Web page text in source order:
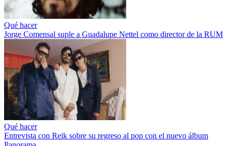
Qué hacer
Jorge Comensal suple a Guadalupe Nettel como director de la RUM
Qué hacer
Entrevista con Reik sobre su regreso al pop con el nuevo álbum